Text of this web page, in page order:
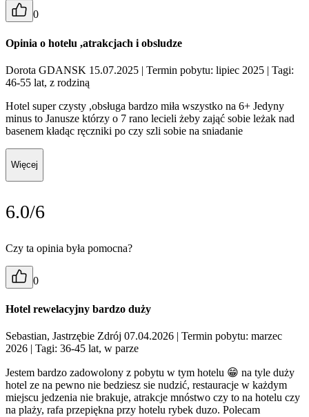
0
Opinia o hotelu ,atrakcjach i obsludze
Dorota GDANSK 15.07.2025 | Termin pobytu: lipiec 2025 | Tagi:
46-55 lat, z rodziną
Hotel super czysty ,obsługa bardzo miła wszystko na 6+ Jedyny
minus to Janusze którzy o 7 rano lecieli żeby zająć sobie leżak nad
basenem kładąc ręczniki po czy szli sobie na sniadanie
Więcej
6.0/6
Czy ta opinia była pomocna?
0
Hotel rewelacyjny bardzo duży
Sebastian, Jastrzębie Zdrój 07.04.2026 | Termin pobytu: marzec
2026 | Tagi: 36-45 lat, w parze
Jestem bardzo zadowolony z pobytu w tym hotelu 😁 na tyle duży
hotel ze na pewno nie bedziesz sie nudzić, restauracje w każdym
miejscu jedzenia nie brakuje, atrakcje mnóstwo czy to na hotelu czy
na plaży, rafa przepiękna przy hotelu rybek duzo. Polecam